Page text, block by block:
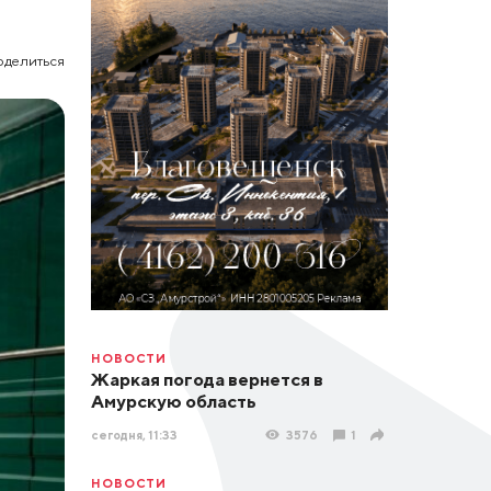
НОВОСТИ
Жаркая погода вернется в
Амурскую область
сегодня, 11:33 3576 1
НОВОСТИ